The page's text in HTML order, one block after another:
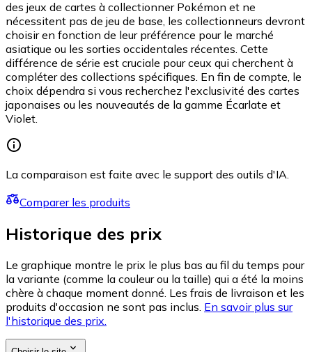
des jeux de cartes à collectionner Pokémon et ne
nécessitent pas de jeu de base, les collectionneurs devront
choisir en fonction de leur préférence pour le marché
asiatique ou les sorties occidentales récentes. Cette
différence de série est cruciale pour ceux qui cherchent à
compléter des collections spécifiques. En fin de compte, le
choix dépendra si vous recherchez l'exclusivité des cartes
japonaises ou les nouveautés de la gamme Écarlate et
Violet.
La comparaison est faite avec le support des outils d'IA.
Comparer les produits
Historique des prix
Le graphique montre le prix le plus bas au fil du temps pour
la variante (comme la couleur ou la taille) qui a été la moins
chère à chaque moment donné. Les frais de livraison et les
produits d'occasion ne sont pas inclus. En savoir plus sur
l'historique des prix.